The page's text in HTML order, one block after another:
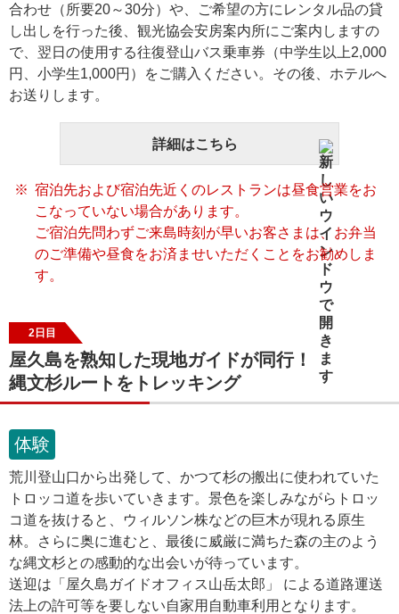
合わせ（所要20～30分）や、ご希望の方にレンタル品の貸
し出しを行った後、観光協会安房案内所にご案内しますの
で、翌日の使用する往復登山バス乗車券（中学生以上2,000
円、小学生1,000円）をご購入ください。その後、ホテルへ
お送りします。
詳細はこちら
宿泊先および宿泊先近くのレストランは昼食営業をお
こなっていない場合があります。
ご宿泊先問わずご来島時刻が早いお客さまは、お弁当
のご準備や昼食をお済ませいただくことをお勧めしま
す。
2日目
屋久島を熟知した現地ガイドが同行！
縄文杉ルートをトレッキング
体験
荒川登山口から出発して、かつて杉の搬出に使われていた
トロッコ道を歩いていきます。景色を楽しみながらトロッ
コ道を抜けると、ウィルソン株などの巨木が現れる原生
林。さらに奥に進むと、最後に威厳に満ちた森の主のよう
な縄文杉との感動的な出会いが待っています。
送迎は「屋久島ガイドオフィス山岳太郎」 による道路運送
法上の許可等を要しない自家用自動車利用となります。